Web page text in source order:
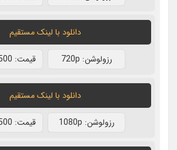
دانلود با لينک مستقيم
رزولوشن: 720p قيمت: 8500 تومان
دانلود با لينک مستقيم
رزولوشن: 1080p قيمت: 9500 تومان